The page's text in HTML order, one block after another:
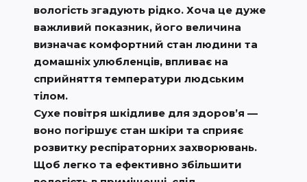
вологість згадують рідко. Хоча це дуже
важливий показник, його величина
визначає комфортний стан людини та
домашніх улюбленців, впливає на
сприйняття температури людським
тілом.
Сухе повітря шкідливе для здоров’я —
воно погіршує стан шкіри та сприяє
розвитку респіраторних захворювань.
Щоб легко та ефективно збільшити